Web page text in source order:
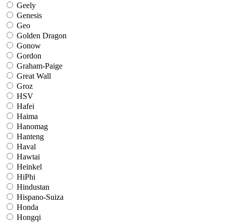
Geely
Genesis
Geo
Golden Dragon
Gonow
Gordon
Graham-Paige
Great Wall
Groz
HSV
Hafei
Haima
Hanomag
Hanteng
Haval
Hawtai
Heinkel
HiPhi
Hindustan
Hispano-Suiza
Honda
Hongqi